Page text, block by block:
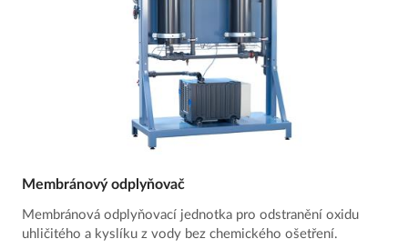
Membránový odplyňovač
Membránová odplyňovací jednotka pro odstranění oxidu
uhličitého a kyslíku z vody bez chemického ošetření.